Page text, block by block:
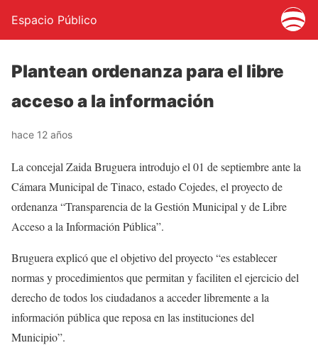
Espacio Público
Plantean ordenanza para el libre
acceso a la información
hace 12 años
La concejal Zaida Bruguera introdujo el 01 de septiembre ante la
Cámara Municipal de Tinaco, estado Cojedes, el proyecto de
ordenanza “Transparencia de la Gestión Municipal y de Libre
Acceso a la Información Pública”.
Bruguera explicó que el objetivo del proyecto “es establecer
normas y procedimientos que permitan y faciliten el ejercicio del
derecho de todos los ciudadanos a acceder libremente a la
información pública que reposa en las instituciones del
Municipio”.